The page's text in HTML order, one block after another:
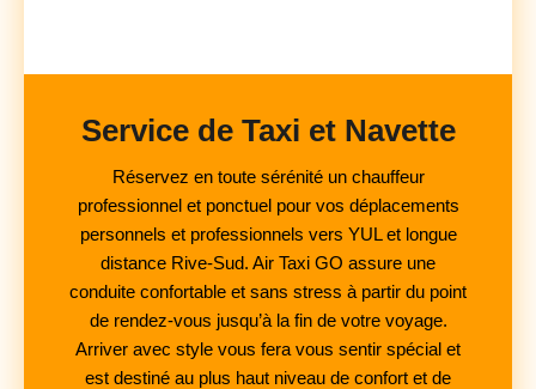
Service de Taxi et Navette
Réservez en toute sérénité un chauffeur
professionnel et ponctuel pour vos déplacements
personnels et professionnels vers YUL et longue
distance Rive-Sud. Air Taxi GO assure une
conduite confortable et sans stress à partir du point
de rendez-vous jusqu’à la fin de votre voyage.
Arriver avec style vous fera vous sentir spécial et
est destiné au plus haut niveau de confort et de